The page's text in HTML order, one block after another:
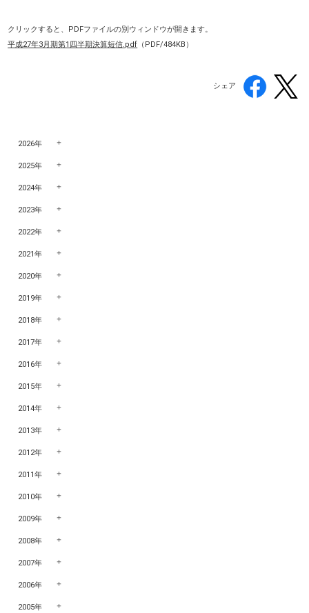
クリックすると、PDFファイルの別ウィンドウが開きます。
平成27年3月期第1四半期決算短信.pdf （PDF/484KB）
シェア
2026年
2025年
2024年
2023年
2022年
2021年
2020年
2019年
2018年
2017年
2016年
2015年
2014年
2013年
2012年
2011年
2010年
2009年
2008年
2007年
2006年
2005年